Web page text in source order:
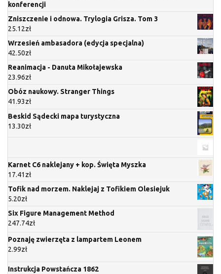
konferencji
Zniszczenie i odnowa. Trylogia Grisza. Tom 3
25.12zł
Wrzesień ambasadora (edycja specjalna)
42.50zł
Reanimacja - Danuta Mikołajewska
23.96zł
Obóz naukowy. Stranger Things
41.93zł
Beskid Sądecki mapa turystyczna
13.30zł
Karnet C6 naklejany + kop. Święta Myszka
17.41 zł
Tofik nad morzem. Naklejaj z Tofikiem Olesiejuk
5.20zł
Six Figure Management Method
247.74zł
Poznaję zwierzęta z lampartem Leonem
2.99zł
Instrukcja Powstańcza 1862